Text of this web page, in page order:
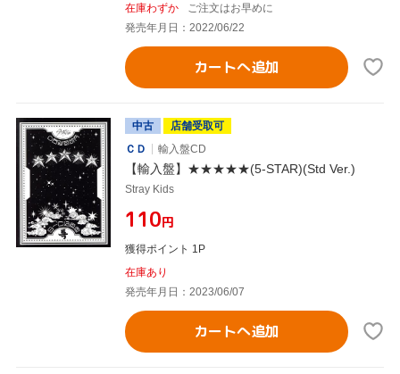
在庫わずか
ご注文はお早めに
発売年月日：2022/06/22
カートへ追加
中古
店舗受取可
ＣＤ
輸入盤CD
【輸入盤】★★★★★(5-STAR)(Std Ver.)
Stray Kids
¥110円
獲得ポイント 1P
在庫あり
発売年月日：2023/06/07
カートへ追加